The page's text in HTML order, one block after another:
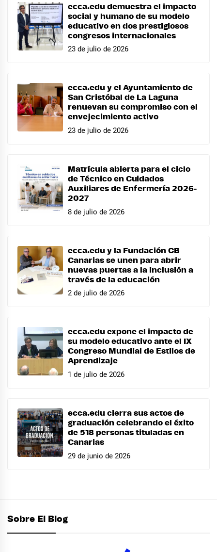
ecca.edu demuestra el impacto
social y humano de su modelo
educativo en dos prestigiosos
congresos internacionales
23 de julio de 2026
ecca.edu y el Ayuntamiento de
San Cristóbal de La Laguna
renuevan su compromiso con el
envejecimiento activo
23 de julio de 2026
Matrícula abierta para el ciclo
de Técnico en Cuidados
Auxiliares de Enfermería 2026-
2027
8 de julio de 2026
ecca.edu y la Fundación CB
Canarias se unen para abrir
nuevas puertas a la inclusión a
través de la educación
2 de julio de 2026
ecca.edu expone el impacto de
su modelo educativo ante el IX
Congreso Mundial de Estilos de
Aprendizaje
1 de julio de 2026
ecca.edu cierra sus actos de
graduación celebrando el éxito
de 518 personas tituladas en
Canarias
29 de junio de 2026
Sobre El Blog